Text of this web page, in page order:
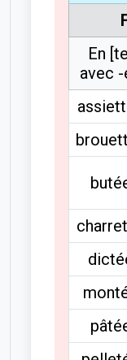
En
avec -